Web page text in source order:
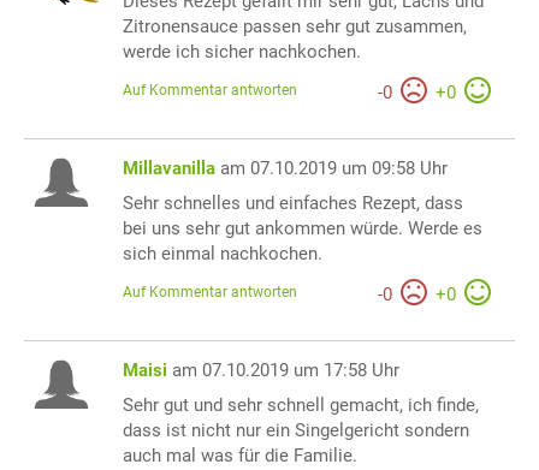
Zitronensauce passen sehr gut zusammen,
werde ich sicher nachkochen.
-0 +0
Auf Kommentar antworten
Millavanilla am 07.10.2019 um 09:58 Uhr
Sehr schnelles und einfaches Rezept, dass
bei uns sehr gut ankommen würde. Werde es
sich einmal nachkochen.
-0 +0
Auf Kommentar antworten
Maisi am 07.10.2019 um 17:58 Uhr
Sehr gut und sehr schnell gemacht, ich finde,
dass ist nicht nur ein Singelgericht sondern
auch mal was für die Familie.